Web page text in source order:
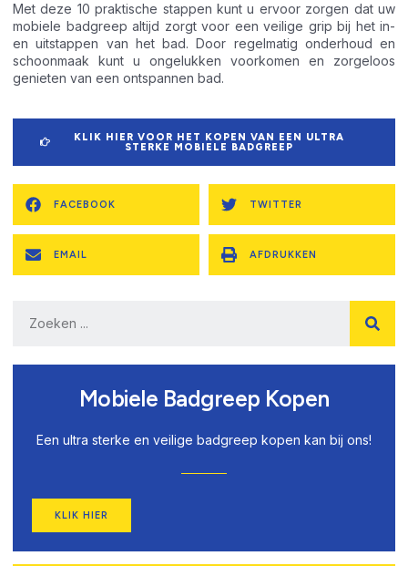
Met deze 10 praktische stappen kunt u ervoor zorgen dat uw
mobiele badgreep altijd zorgt voor een veilige grip bij het in-
en uitstappen van het bad. Door regelmatig onderhoud en
schoonmaak kunt u ongelukken voorkomen en zorgeloos
genieten van een ontspannen bad.
KLIK HIER VOOR HET KOPEN VAN EEN ULTRA
STERKE MOBIELE BADGREEP
FACEBOOK TWITTER
EMAIL AFDRUKKEN
Mobiele Badgreep Kopen
Een ultra sterke en veilige badgreep kopen kan bij ons!
KLIK HIER